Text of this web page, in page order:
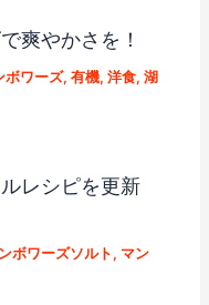
爽やかさを！
ボワーズ,有機,洋食,湖
レシピを更新
ボワーズソルト, マン